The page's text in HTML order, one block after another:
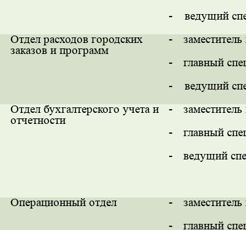
-
ведущий
Отдел расходов городских
заказов и программ
-
-
главный
-
ведущий
Отдел бухгалтерского учета и
отчетности
-
-
главный
-
ведущий
Операционный отдел -
-
главный